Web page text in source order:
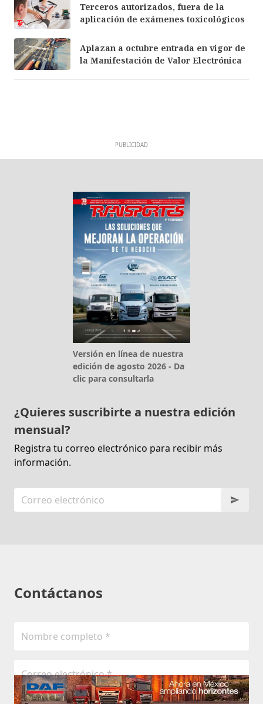
Terceros autorizados, fuera de la
aplicación de exámenes toxicológicos
Aplazan a octubre entrada en vigor de
la Manifestación de Valor Electrónica
PUBLICIDAD
Versión en línea de nuestra
edición de agosto 2026 - Da
clic para consultarla
¿Quieres suscribirte a nuestra edición
mensual?
Registra tu correo electrónico para recibir más
información.
Contáctanos